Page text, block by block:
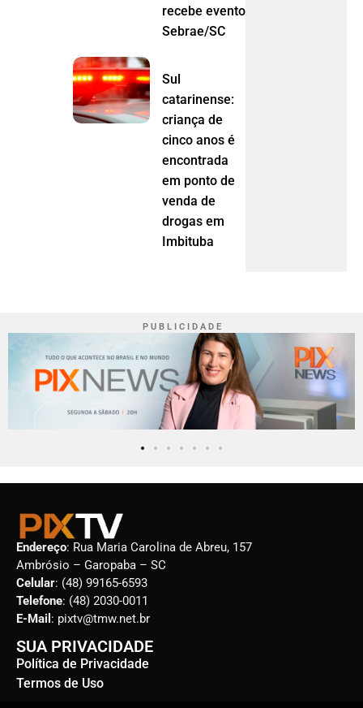
recebe evento do
Sebrae/SC
Sul
catarinense:
criança de
cinco anos é
encontrada
em ponto de
venda de
drogas em
Imbituba
P U B L I C I D A D E
Endereço: Rua Maria Carolina de Abreu, 157
Ambrósio – Garopaba – SC
Celular: (48) 99165-6593
Telefone: (48) 2030-0011
E-Mail : pixtv@tmw.net.br
SUA PRIVACIDADE
Política de Privacidade
Termos de Uso